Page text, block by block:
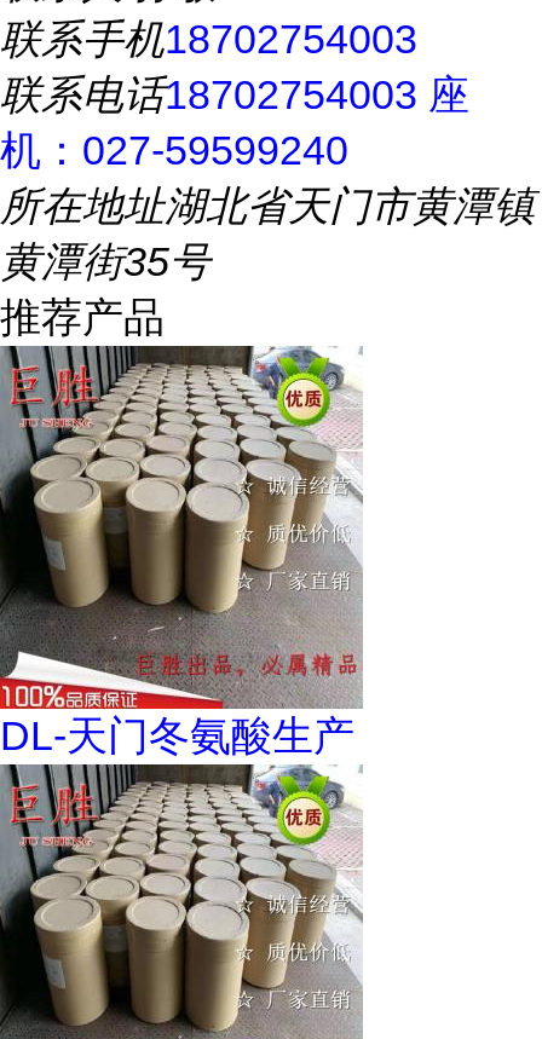
联系手机18702754003
联系电话18702754003 座
机：027-59599240
所在地址湖北省天门市黄潭镇
黄潭街35号
推荐产品
DL-天门冬氨酸生产